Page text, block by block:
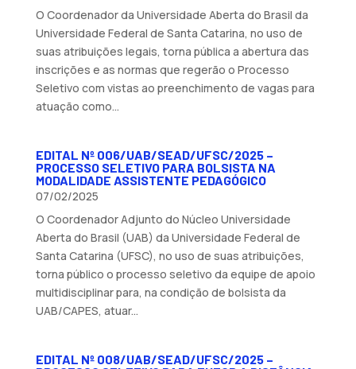
O Coordenador da Universidade Aberta do Brasil da
Universidade Federal de Santa Catarina, no uso de
suas atribuições legais, torna pública a abertura das
inscrições e as normas que regerão o Processo
Seletivo com vistas ao preenchimento de vagas para
atuação como...
EDITAL Nº 006/UAB/SEAD/UFSC/2025 –
PROCESSO SELETIVO PARA BOLSISTA NA
MODALIDADE ASSISTENTE PEDAGÓGICO
07/02/2025
O Coordenador Adjunto do Núcleo Universidade
Aberta do Brasil (UAB) da Universidade Federal de
Santa Catarina (UFSC), no uso de suas atribuições,
torna público o processo seletivo da equipe de apoio
multidisciplinar para, na condição de bolsista da
UAB/CAPES, atuar...
EDITAL Nº 008/UAB/SEAD/UFSC/2025 –